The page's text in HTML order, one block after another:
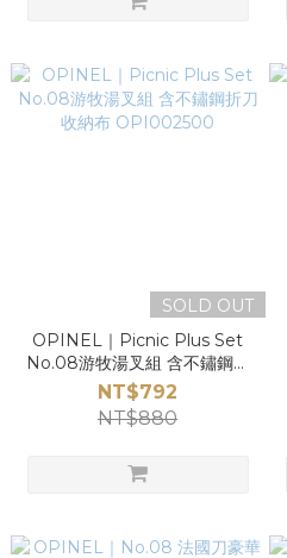
SOLD OUT
OPINEL｜Picnic Plus Set
No.08游牧湯叉組 含不鏽鋼折
刀 收納布 OPI002500
NT$792
NT$880